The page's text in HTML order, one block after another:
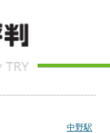
中野駅